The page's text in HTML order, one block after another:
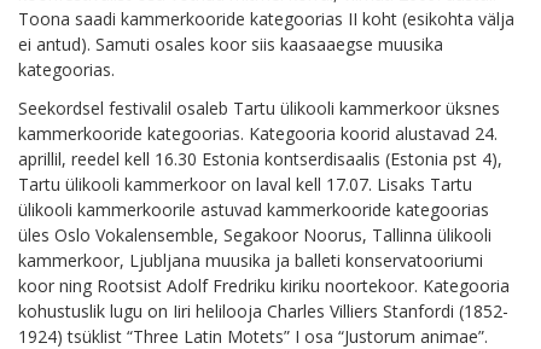
Toona saadi kammerkooride kategoorias II koht (esikohta välja
ei antud). Samuti osales koor siis kaasaaegse muusika
kategoorias.
Seekordsel festivalil osaleb Tartu ülikooli kammerkoor üksnes
kammerkooride kategoorias. Kategooria koorid alustavad 24.
aprillil, reedel kell 16.30 Estonia kontserdisaalis (Estonia pst 4),
Tartu ülikooli kammerkoor on laval kell 17.07. Lisaks Tartu
ülikooli kammerkoorile astuvad kammerkooride kategoorias
üles Oslo Vokalensemble, Segakoor Noorus, Tallinna ülikooli
kammerkoor, Ljubljana muusika ja balleti konservatooriumi
koor ning Rootsist Adolf Fredriku kiriku noortekoor. Kategooria
kohustuslik lugu on Iiri helilooja Charles Villiers Stanfordi (1852-
1924) tsüklist “Three Latin Motets” I osa “Justorum animae”.